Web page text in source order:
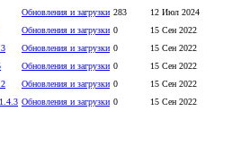
Обновления и загрузки 283
12 Июл 2024
Обновления и загрузки 0
15 Сен 2022
Обновления и загрузки 0
15 Сен 2022
Обновления и загрузки 0
15 Сен 2022
Обновления и загрузки 0
15 Сен 2022
Обновления и загрузки 0
15 Сен 2022